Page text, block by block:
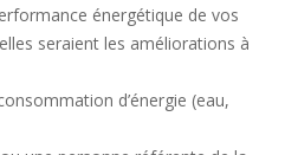
énergétique de vos
seraient les améliorations à
d’énergie (eau,